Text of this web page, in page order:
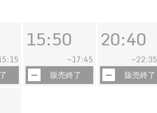
15:50
~17:45
販売終了
20:40
~22:35
販売終了